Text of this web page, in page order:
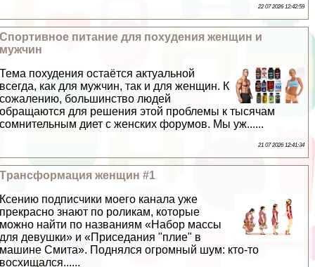
22 07 2026 12:42:59
Спортивное питание для похудения женщин и
мужчин
Тема похудения остаётся актуальной
всегда, как для мужчин, так и для женщин. К
сожалению, большинство людей
обращаются для решения этой проблемы к тысячам
сомнительным диет с женских форумов. Мы уж......
21 07 2026 12:41:34
Tрaнcформация женщин #1
Ксению подписчики моего канала уже
прекрасно знают по роликам, которые
можно найти по названиям «Набор массы
для дeвyшки» и «Приседания "плие" в
машине Смита». Поднялся огромный шум: кто-то
восхищался......